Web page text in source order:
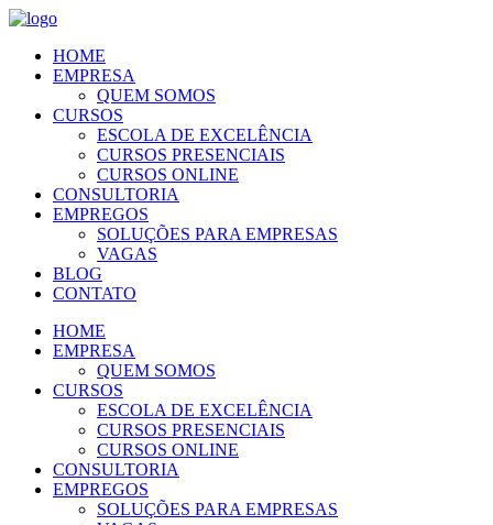
HOME
EMPRESA
QUEM SOMOS
CURSOS
ESCOLA DE EXCELÊNCIA
CURSOS PRESENCIAIS
CURSOS ONLINE
CONSULTORIA
EMPREGOS
SOLUÇÕES PARA EMPRESAS
VAGAS
BLOG
CONTATO
HOME
EMPRESA
QUEM SOMOS
CURSOS
ESCOLA DE EXCELÊNCIA
CURSOS PRESENCIAIS
CURSOS ONLINE
CONSULTORIA
EMPREGOS
SOLUÇÕES PARA EMPRESAS